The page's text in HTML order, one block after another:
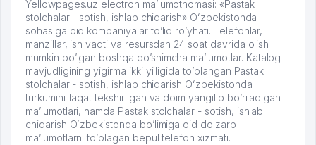
Yellowpages.uz electron ma’lumotnomasi: «Pastak
stolchalar - sotish, ishlab chiqarish» Oʻzbekistonda
sohasiga oid kompaniyalar to’liq ro’yhati. Telefonlar,
manzillar, ish vaqti va resursdan 24 soat davrida olish
mumkin bo’lgan boshqa qo’shimcha ma’lumotlar. Katalog
mavjudligining yigirma ikki yilligida to’plangan Pastak
stolchalar - sotish, ishlab chiqarish Oʻzbekistonda
turkumini faqat tekshirilgan va doim yangilib bo’riladigan
ma’lumotlari, hamda Pastak stolchalar - sotish, ishlab
chiqarish Oʻzbekistonda bo’limiga oid dolzarb
ma’lumotlarni to’plagan bepul telefon xizmati.